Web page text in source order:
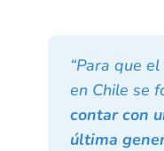
“Para que
en Chile se
contar con
última